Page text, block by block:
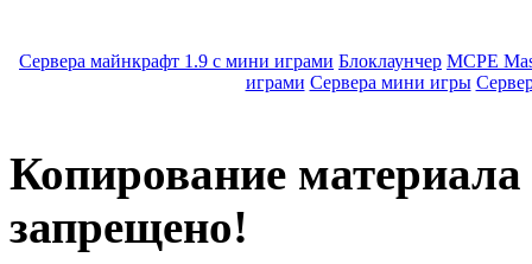
Сервера майнкрафт 1.9 с мини играми Блоклаунчер MCPE
играми Сервера мини игры
Копирование материала
запрещено!